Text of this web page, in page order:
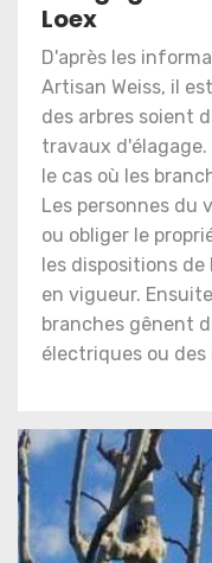
Loex
D'après les
Artisan Weiss, il
des arbres soient
travaux
le cas où les
Les personnes du
ou obliger le
les dispositions
en vigueur.
branches gênent
électriques ou